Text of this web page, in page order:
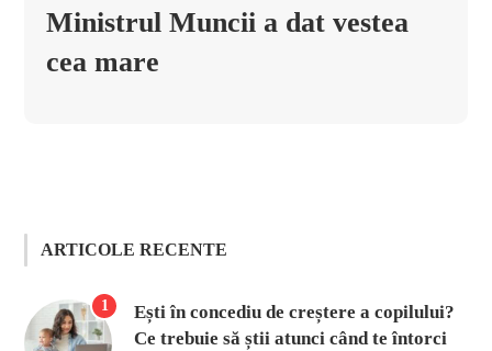
Ministrul Muncii a dat vestea
cea mare
ARTICOLE RECENTE
1
Ești în concediu de creștere a copilului?
Ce trebuie să știi atunci când te întorci